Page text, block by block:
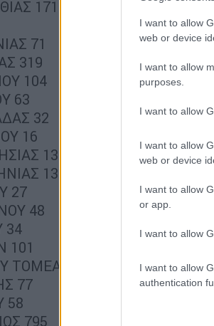
I want to allow
web or device
I want to allow
purposes.
I want to allow
I want to allow
web or device
I want to allow
or app.
I want to allow
I want to allow
authentication
171
71
319
104
63
32
16
133
131
27
48
34
101
ΤΟΜΕΑ ΑΘΗΝΩΝ 965
77
58
795